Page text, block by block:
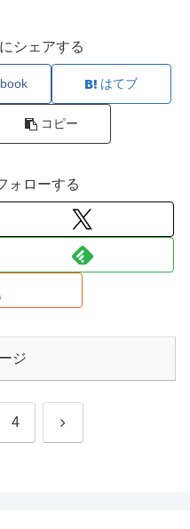
シェアする
はてブ
コピー
ォローする
ジ
4 次